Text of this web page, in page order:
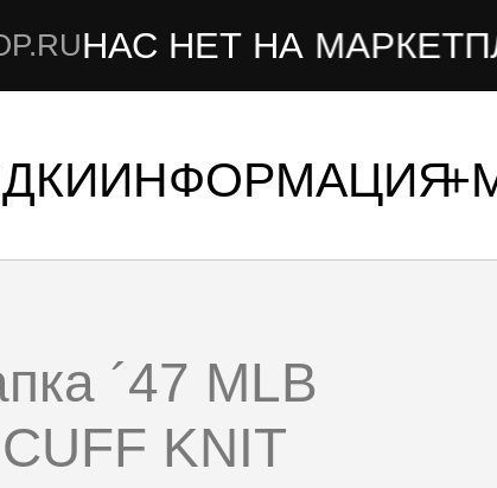
НА МАРКЕТПЛЕЙСАХ
ИНФОРМАЦИЯ
´47 MLB
KNIT